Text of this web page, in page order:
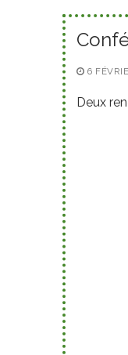
6
Deux